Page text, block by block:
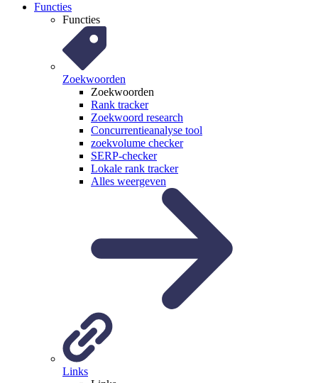
Functies
Functies
Zoekwoorden
Zoekwoorden
Rank tracker
Zoekwoord research
Concurrentieanalyse tool
zoekvolume checker
SERP-checker
Lokale rank tracker
Alles weergeven
Links